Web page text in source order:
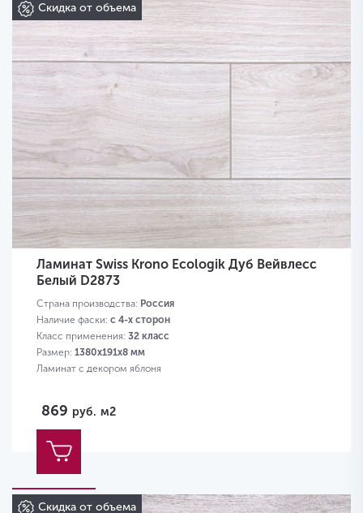
Скидка от объема
Ламинат Swiss Krono Ecologik Дуб Вейвлесс
Белый D2873
Страна производства: Россия
Наличие фаски: с 4-х сторон
Класс применения: 32 класс
Размер: 1380х191х8 мм
Ламинат с декором яблоня
869 руб. м2
Скидка от объема